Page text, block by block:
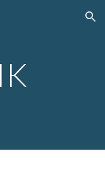
Skip to navigation